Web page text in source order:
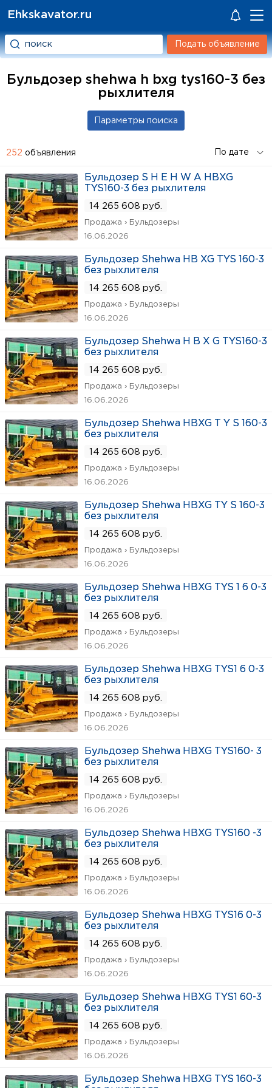
Ehkskavator.ru
Подать объявление
Бульдозер shehwa h bxg tys160-3 без
рыхлителя
252 объявления
Бульдозер S H E H W A HBXG
TYS160-3 без рыхлителя
14 265 608 руб.
Продажа › Бульдозеры
16.06.2026
Бульдозер Shehwa HB XG TYS 160-3
без рыхлителя
14 265 608 руб.
Продажа › Бульдозеры
16.06.2026
Бульдозер Shehwa H B X G TYS160-3
без рыхлителя
14 265 608 руб.
Продажа › Бульдозеры
16.06.2026
Бульдозер Shehwa HBXG T Y S 160-3
без рыхлителя
14 265 608 руб.
Продажа › Бульдозеры
16.06.2026
Бульдозер Shehwa HBXG TY S 160-3
без рыхлителя
14 265 608 руб.
Продажа › Бульдозеры
16.06.2026
Бульдозер Shehwa HBXG TYS 1 6 0-3
без рыхлителя
14 265 608 руб.
Продажа › Бульдозеры
16.06.2026
Бульдозер Shehwa HBXG TYS1 6 0-3
без рыхлителя
14 265 608 руб.
Продажа › Бульдозеры
16.06.2026
Бульдозер Shehwa HBXG TYS160- 3
без рыхлителя
14 265 608 руб.
Продажа › Бульдозеры
16.06.2026
Бульдозер Shehwa HBXG TYS160 -3
без рыхлителя
14 265 608 руб.
Продажа › Бульдозеры
16.06.2026
Бульдозер Shehwa HBXG TYS16 0-3
без рыхлителя
14 265 608 руб.
Продажа › Бульдозеры
16.06.2026
Бульдозер Shehwa HBXG TYS1 60-3
без рыхлителя
14 265 608 руб.
Продажа › Бульдозеры
16.06.2026
Бульдозер Shehwa HBXG TYS 160-3